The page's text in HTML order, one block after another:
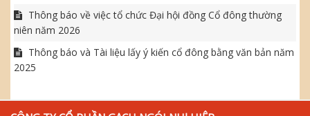
Thông báo về việc tổ chức Đại hội đồng Cổ đông thường
niên năm 2026
Thông báo và Tài liệu lấy ý kiến cổ đông bằng văn bản năm
2025